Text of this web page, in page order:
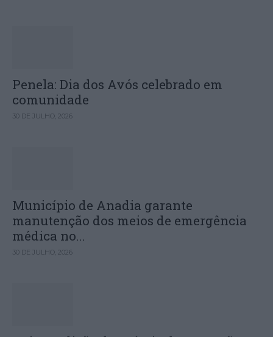
Penela: Dia dos Avós celebrado em
comunidade
30 DE JULHO, 2026
Município de Anadia garante
manutenção dos meios de emergência
médica no...
30 DE JULHO, 2026